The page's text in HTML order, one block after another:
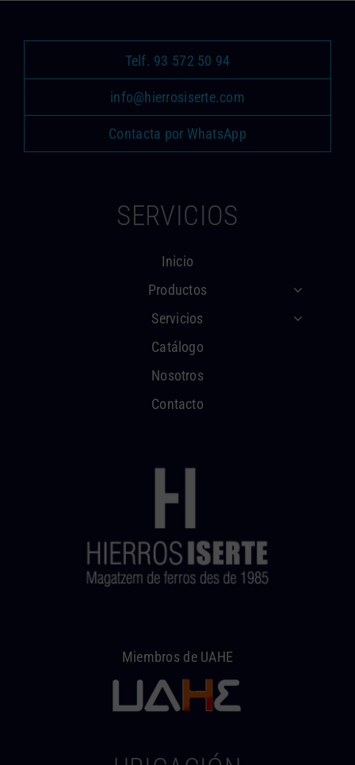
Telf. 93 572 50 94
info@hierrosiserte.com
Contacta por WhatsApp
SERVICIOS
Inicio
Productos
Servicios
Catálogo
Nosotros
Contacto
Miembros de UAHE